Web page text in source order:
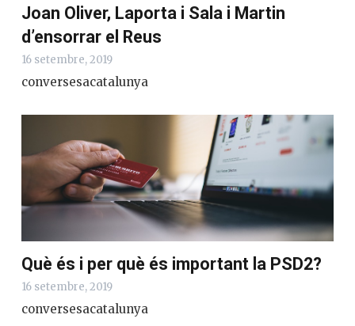
Joan Oliver, Laporta i Sala i Martin
d’ensorrar el Reus
16 setembre, 2019
conversesacatalunya
Què és i per què és important la PSD2?
16 setembre, 2019
conversesacatalunya